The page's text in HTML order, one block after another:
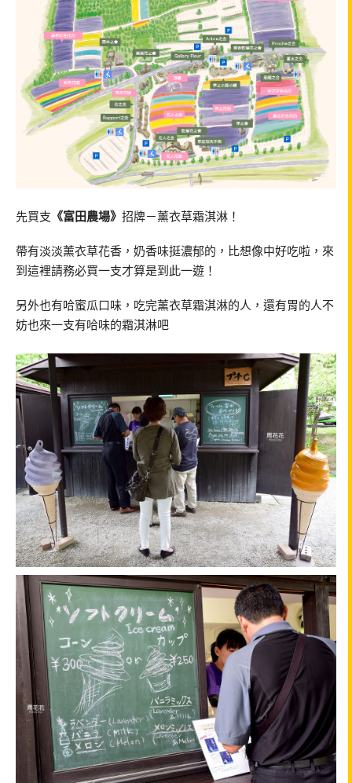
先買支 《富田農場》 招牌－薰衣草霜淇淋！
帶有淡淡薰衣草花香，奶香味挺濃郁的，比想像中好吃啦，來
到這裡請務必買一支才算是到此一遊！
另外也有哈蜜瓜口味，吃完薰衣草霜淇淋的人，還有胃的人不
妨也來一支有哈味的霜淇淋吧